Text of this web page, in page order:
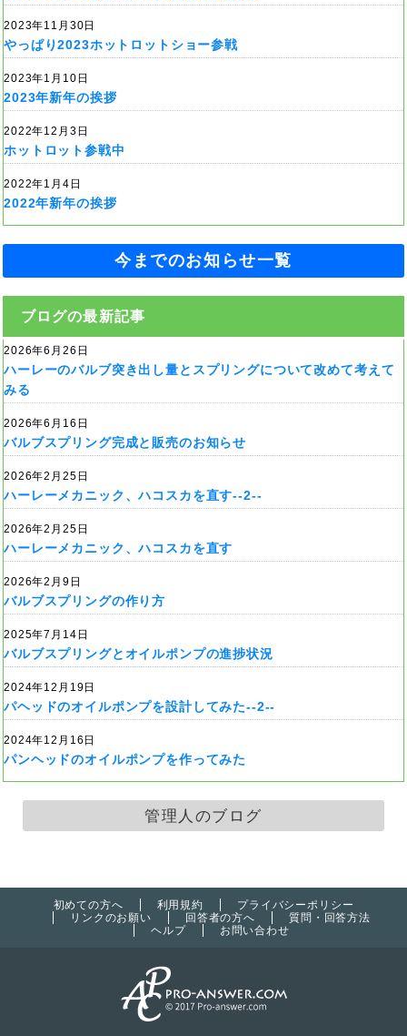
2023年11月30日
やっぱり2023ホットロットショー参戦
2023年1月10日
2023年新年の挨拶
2022年12月3日
ホットロット参戦中
2022年1月4日
2022年新年の挨拶
今までのお知らせ一覧
ブログの最新記事
2026年6月26日
ハーレーのバルブ突き出し量とスプリングについて改めて考えて
みる
2026年6月16日
バルブスプリング完成と販売のお知らせ
2026年2月25日
ハーレーメカニック、ハコスカを直す--2--
2026年2月25日
ハーレーメカニック、ハコスカを直す
2026年2月9日
バルブスプリングの作り方
2025年7月14日
バルブスプリングとオイルポンプの進捗状況
2024年12月19日
パヘッドのオイルポンプを設計してみた--2--
2024年12月16日
パンヘッドのオイルポンプを作ってみた
管理人のブログ
初めての方へ 利用規約
プライバシーポリシー
リンクのお願い
回答者の方へ
質問・回答方法
ヘルプ
お問い合わせ